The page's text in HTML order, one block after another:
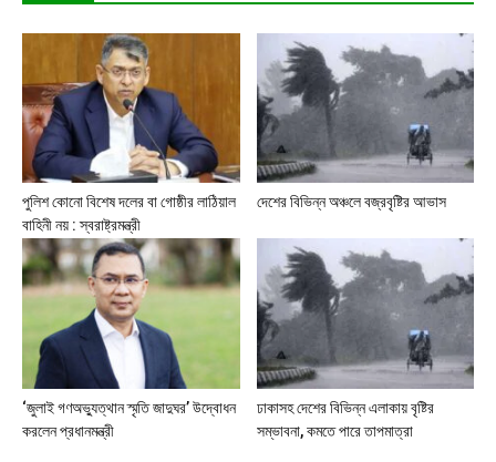
পুলিশ কোনো বিশেষ দলের বা গোষ্ঠীর লাঠিয়াল
বাহিনী নয় : স্বরাষ্ট্রমন্ত্রী
দেশের বিভিন্ন অঞ্চলে বজ্রবৃষ্টির আভাস
‘জুলাই গণঅভ্যুত্থান স্মৃতি জাদুঘর’ উদ্বোধন
করলেন প্রধানমন্ত্রী
ঢাকাসহ দেশের বিভিন্ন এলাকায় বৃষ্টির
সম্ভাবনা, কমতে পারে তাপমাত্রা